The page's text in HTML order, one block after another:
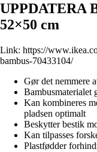
UPPDATERA
52×50 cm
Link: https://
bambus-70433104/
Gør det nemmere
Bambusmaterialet
Kan kombineres
pladsen optimalt
Beskytter bestik
Kan tilpasses
Plastfødder